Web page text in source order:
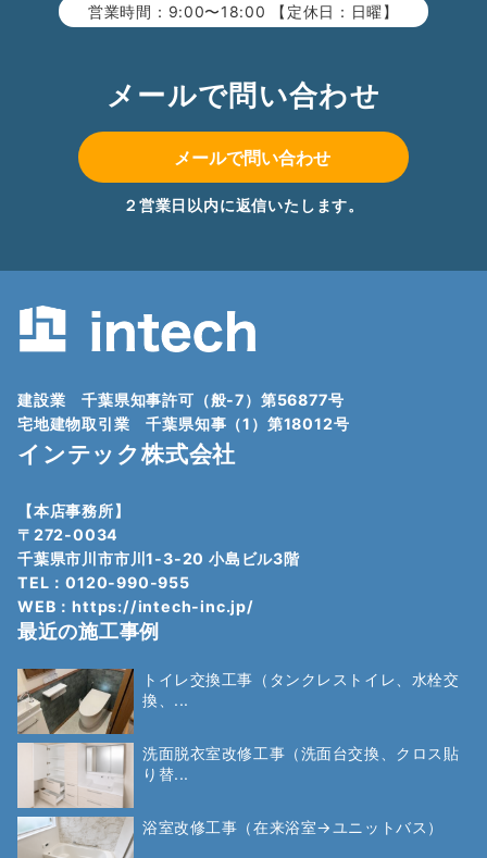
営業時間：9:00〜18:00 【定休日：日曜】
メールで問い合わせ
メールで問い合わせ
２営業日以内に返信いたします。
建設業 千葉県知事許可（般-7）第56877号
宅地建物取引業 千葉県知事（1）第18012号
インテック株式会社
【本店事務所】
〒272-0034
千葉県市川市市川1-3-20 小島ビル3階
TEL：0120-990-955
WEB：https://intech-inc.jp/
最近の施工事例
トイレ交換工事（タンクレストイレ、水栓交
換、...
洗面脱衣室改修工事（洗面台交換、クロス貼
り替...
浴室改修工事（在来浴室→ユニットバス）